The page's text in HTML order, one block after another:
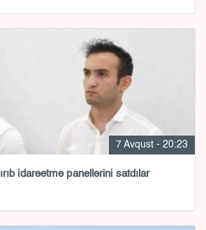
7 Avqust - 20:23
idarəetmə panellərini satdılar